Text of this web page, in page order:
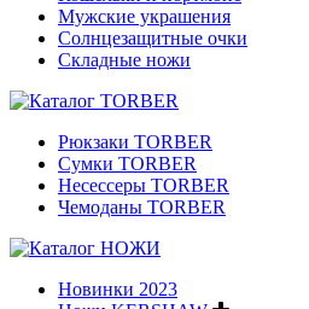
Мужские украшения
Солнцезащитные очки
Складные ножи
Рюкзаки TORBER
Сумки TORBER
Несессеры TORBER
Чемоданы TORBER
Новинки 2023